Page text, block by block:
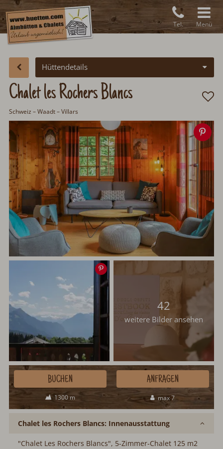
Tel. Menü
Hüttendetails
Chalet les Rochers Blancs
Schweiz – Waadt – Villars
42
weitere Bilder ansehen
1300 m max 7
BUCHEN ANFRAGEN
Chalet les Rochers Blancs: Innenausstattung
"Chalet Les Rochers Blancs", 5-Zimmer-Chalet 125 m2